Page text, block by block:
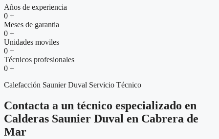
Años de experiencia
0 +
Meses de garantia
0 +
Unidades moviles
0 +
Técnicos profesionales
0 +
Calefacción Saunier Duval Servicio Técnico
Contacta a un técnico especializado en
Calderas Saunier Duval en Cabrera de
Mar